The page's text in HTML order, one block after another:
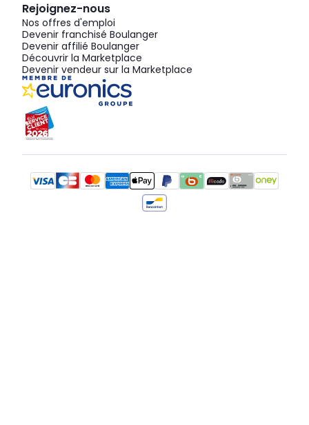
Rejoignez-nous
Nos offres d'emploi
Devenir franchisé Boulanger
Devenir affilié Boulanger
Découvrir la Marketplace
Devenir vendeur sur la Marketplace